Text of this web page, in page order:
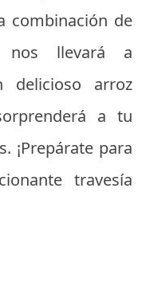
combinación de
nos llevará a
delicioso arroz
a tu
¡Prepárate para
travesía